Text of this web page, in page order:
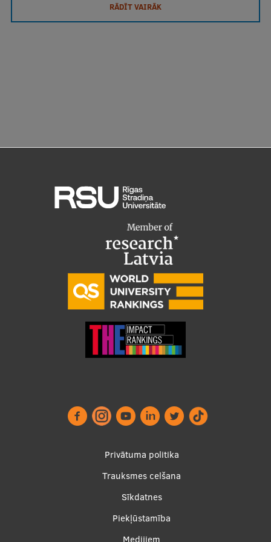
RĀDĪT VAIRĀK
Privātuma politika
Trauksmes celšana
Sīkdatnes
Piekļūstamība
Medijiem